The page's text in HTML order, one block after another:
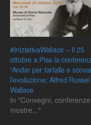
#IniziativaWallace – Il 25
ottobre a Pisa la
“Andar per farfalle e
l’evoluzione: Alfred Russel
Wallace
In "Convegni,
mostre..."